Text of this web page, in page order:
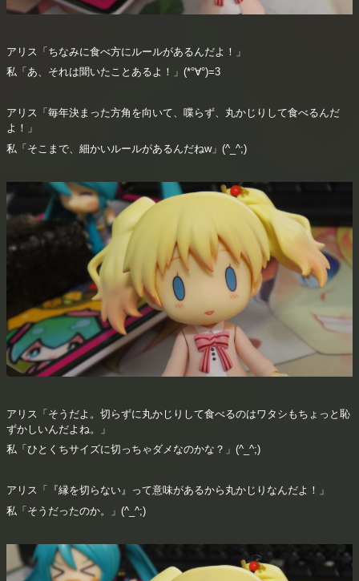
アリス「ちなみに食べ方にルールがあるんだよ！」
私「あ、それは聞いたことあるよ！」(*°∀°)=3
アリス「毎年決まった方角を向いて、喋らず、丸かじりして食べるんだ
よ！」
私「そこまで、細かいルールがあるんだねw」(^_^;)
アリス「そうだよ。切らずに丸かじりして食べるのはワタシもちょっと恥
ずかしいんだよね。」
私「ひとくちサイズに切っちゃダメなのかな？」(^_^;)
アリス「『縁を切らない』って意味があるから丸かじりなんだよ！」
私「そうだったのか。」(^_^;)